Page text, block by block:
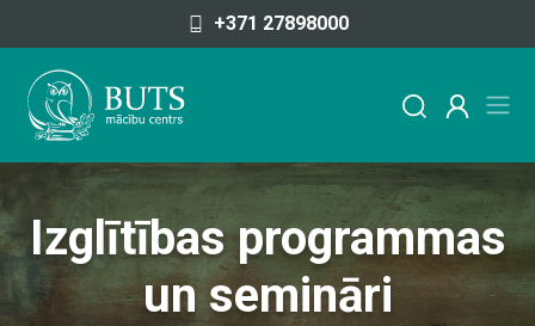
+371 27898000
Izglītības programmas
un semināri